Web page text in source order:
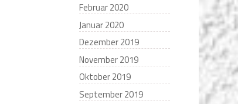
Februar 2020
Januar 2020
Dezember 2019
November 2019
Oktober 2019
September 2019